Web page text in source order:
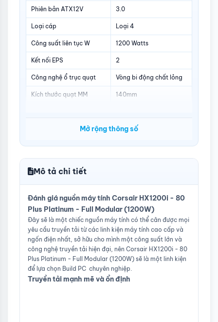
Phiên bản ATX12V 3.0
Loại cáp Loại 4
Công suất liên tục W 1200 Watts
Kết nối EPS 2
Công nghệ ổ trục quạt Vòng bi động chất lỏng
Kích thước quạt MM 140mm
Sẵn sàng cho nhiều GPU Có
Kết nối SATA 8
Kết nối PCIe 4
Kích thước PSU ATX
Chế độ RPM bằng không Có
Chứng nhận 80 Plus Platinum
Bảo hành 10 năm
Mở rộng thông số
Mô tả chi tiết
Đánh giá nguồn máy tính Corsair HX1200i - 80
Plus Platinum - Full Modular (1200W)
Đây sẽ là một chiếc nguồn máy tính có thể cân được mọi
yêu cầu truyền tải từ các linh kiện máy tính cao cấp và
ngốn điện nhất, sở hữu cho mình một công suất lớn và
công nghệ truyền tải hiện đại, nên Corsair HX1200i - 80
Plus Platinum - Full Modular (1200W) sẽ là một linh kiện
để lựa chọn Build PC chuyên nghiệp.
Truyền tải mạnh mẽ và ổn định